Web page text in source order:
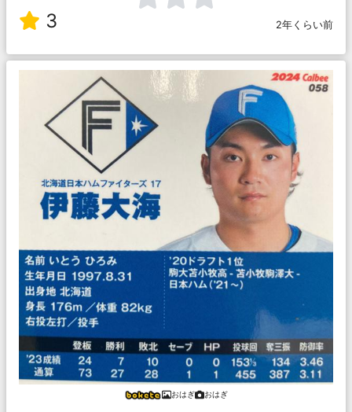
3 2年くらい前
おはぎ おはぎ